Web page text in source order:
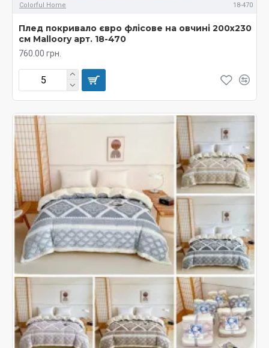
Colorful Home 18-470
Плед покривало євро флісове на овчині 200х230
см Malloory арт. 18-470
760.00 грн.